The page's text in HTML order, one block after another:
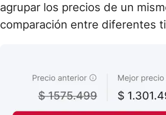
agrupar los precios de un
comparación entre diferentes